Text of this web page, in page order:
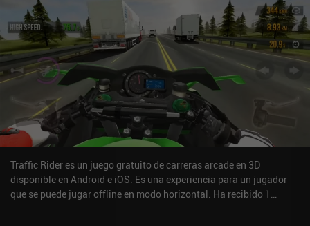
Traffic Rider es un juego gratuito de carreras arcade en 3D
disponible en Android e iOS. Es una experiencia para un jugador
que se puede jugar offline en modo horizontal. Ha recibido 1